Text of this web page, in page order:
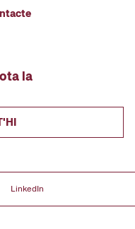
la
LinkedIn